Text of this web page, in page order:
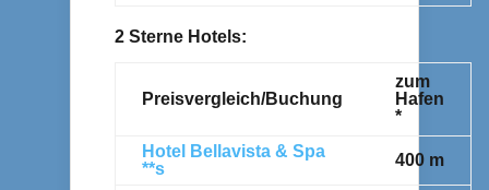
2 Sterne Hotels:
Preisvergleich/Buchung
zum
Hafen
*
Hotel Bellavista & Spa
**s
400 m